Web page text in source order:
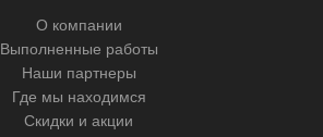
О компании
Выполненные работы
Наши партнеры
Где мы находимся
Скидки и акции